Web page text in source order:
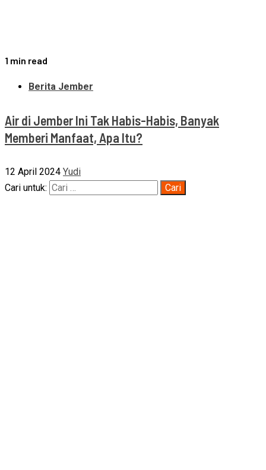
1 min read
Berita Jember
Air di Jember Ini Tak Habis-Habis, Banyak
Memberi Manfaat, Apa Itu?
12 April 2024 Yudi
Cari untuk: